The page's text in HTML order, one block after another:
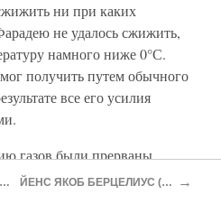
ни при каких
не удалось сжижить,
намного ниже 0°С.
получить путем обычного
все его усилия
газов были прерваны
принес Дэви. Он вошел в
ЖОЗЕФ ЛУИ ГЕЙ-ЛЮССАК (1778–1850) ЙЕНС ЯКОБ БЕРЦЕЛИУС (1779–1848) →